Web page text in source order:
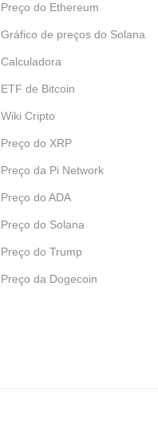
Preço do Ethereum
Gráfico de preços do Solana
Calculadora
ETF de Bitcoin
Wiki Cripto
Preço do XRP
Preço da Pi Network
Preço do ADA
Preço do Solana
Preço do Trump
Preço da Dogecoin